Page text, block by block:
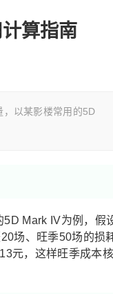
算指南
，以某影楼常用的5D
5D Mark IV为例，假
场、旺季50场的损
元，这样旺季成本